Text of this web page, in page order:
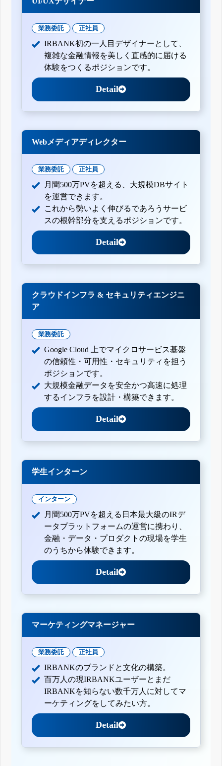
業務委託 正社員
IRBANK初の一人目デザイナーとして、
複雑な金融情報を美しく直感的に届ける
体験をつくるポジションです。
Detail
Webメディアディレクター
業務委託 正社員
月間500万PVを超える、大規模DBサイト
を運営できます。
これから勢いよく伸びるであろうサービ
スの根幹部分を支えるポジションです。
Detail
クラウドインフラ & セキュリティエンジニ
ア
業務委託
Google Cloud 上でマイクロサービス基盤
の信頼性・可用性・セキュリティを担う
ポジションです。
大規模金融データを安全かつ高速に処理
するインフラを設計・構築できます。
Detail
学生インターン
インターン
月間500万PVを超える日本最大級のIRデ
ータプラットフォームの運営に携わり、
金融・データ・プロダクトの現場を学生
のうちから体験できます。
Detail
マーケティングマネージャー
業務委託 正社員
IRBANKのブランドと文化の構築。
百万人の現IRBANKユーザーとまだ
IRBANKを知らない数千万人に対してマ
ーケティングをしてみたい方。
Detail